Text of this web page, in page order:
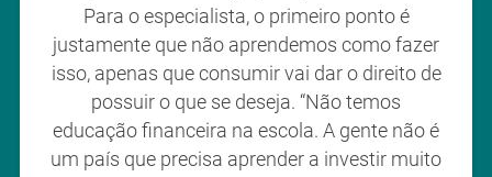
Para o especialista, o primeiro ponto é
justamente que não aprendemos como fazer
isso, apenas que consumir vai dar o direito de
possuir o que se deseja. “Não temos
educação financeira na escola. A gente não é
um país que precisa aprender a investir muito